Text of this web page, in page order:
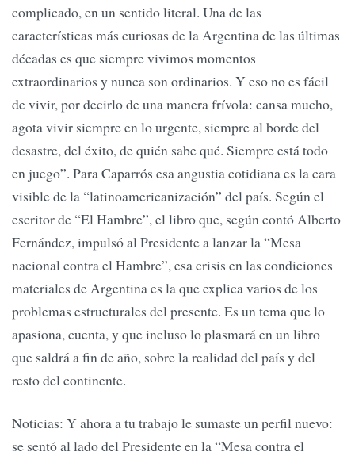
complicado, en un sentido literal. Una de las
características más curiosas de la Argentina de las últimas
décadas es que siempre vivimos momentos
extraordinarios y nunca son ordinarios. Y eso no es fácil
de vivir, por decirlo de una manera frívola: cansa mucho,
agota vivir siempre en lo urgente, siempre al borde del
desastre, del éxito, de quién sabe qué. Siempre está todo
en juego”. Para Caparrós esa angustia cotidiana es la cara
visible de la “latinoamericanización” del país. Según el
escritor de “El Hambre”, el libro que, según contó Alberto
Fernández, impulsó al Presidente a lanzar la “Mesa
nacional contra el Hambre”, esa crisis en las condiciones
materiales de Argentina es la que explica varios de los
problemas estructurales del presente. Es un tema que lo
apasiona, cuenta, y que incluso lo plasmará en un libro
que saldrá a fin de año, sobre la realidad del país y del
resto del continente.
Noticias: Y ahora a tu trabajo le sumaste un perfil nuevo:
se sentó al lado del Presidente en la “Mesa contra el